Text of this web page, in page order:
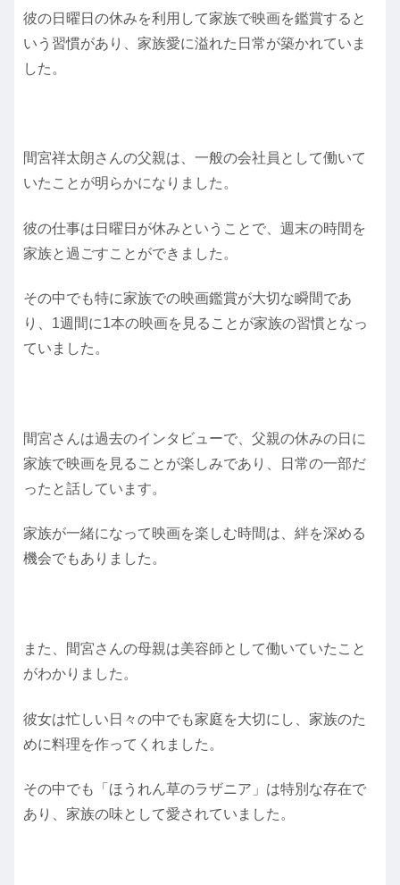
彼の日曜日の休みを利用して家族で映画を鑑賞すると
いう習慣があり、家族愛に溢れた日常が築かれていま
した。
間宮祥太朗さんの父親は、一般の会社員として働いて
いたことが明らかになりました。
彼の仕事は日曜日が休みということで、週末の時間を
家族と過ごすことができました。
その中でも特に家族での映画鑑賞が大切な瞬間であ
り、1週間に1本の映画を見ることが家族の習慣となっ
ていました。
間宮さんは過去のインタビューで、父親の休みの日に
家族で映画を見ることが楽しみであり、日常の一部だ
ったと話しています。
家族が一緒になって映画を楽しむ時間は、絆を深める
機会でもありました。
また、間宮さんの母親は美容師として働いていたこと
がわかりました。
彼女は忙しい日々の中でも家庭を大切にし、家族のた
めに料理を作ってくれました。
その中でも「ほうれん草のラザニア」は特別な存在で
あり、家族の味として愛されていました。